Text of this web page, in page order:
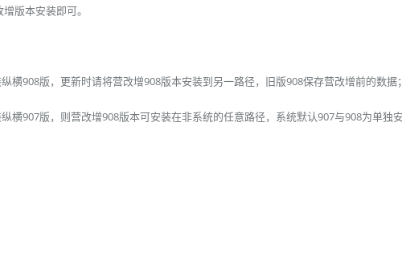
版本安装即可。
横908版，更新时请将营改增908版本安装到另一路径，旧版908保存营改增前的数据；
横907版，则营改增908版本可安装在非系统的任意路径，系统默认907与908为单独安